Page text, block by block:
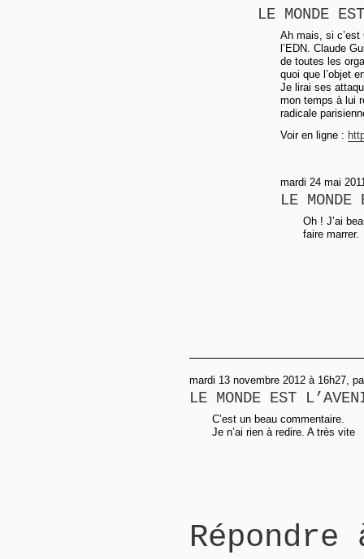
LE MONDE
Ah mais, si
l’EDN. Claude
de toutes les
quoi que l’objet
Je lirai ses
mon temps à lui
radicale
Voir en ligne :
mardi 24 mai
LE
Oh ! J’ai
faire marrer.
mardi 13 novembre 2012 à 16h27,
LE MONDE EST
C’est un beau commentaire.
Je n’ai rien à redire. A très vite
album
photo